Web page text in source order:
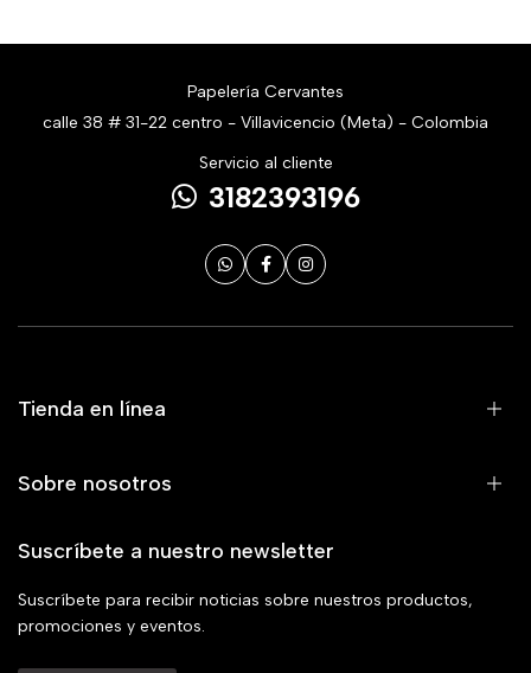
Papelería Cervantes
calle 38 # 31-22 centro - Villavicencio (Meta) - Colombia
Servicio al cliente
3182393196
Tienda en línea
Sobre nosotros
Suscríbete a nuestro newsletter
Suscríbete para recibir noticias sobre nuestros productos,
promociones y eventos.